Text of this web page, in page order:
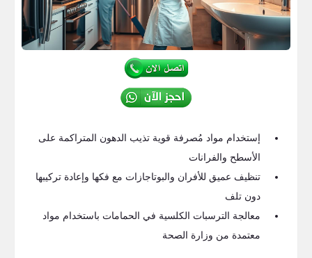
إستخدام مواد مُصرفة قوية تذيب الدهون المتراكمة على
الأسطح والفرانات
تنظيف عميق للأفران والبوتاجازات مع فكها وإعادة تركيبها
دون تلف
معالجة الترسبات الكلسية في الحمامات باستخدام مواد
معتمدة من وزارة الصحة